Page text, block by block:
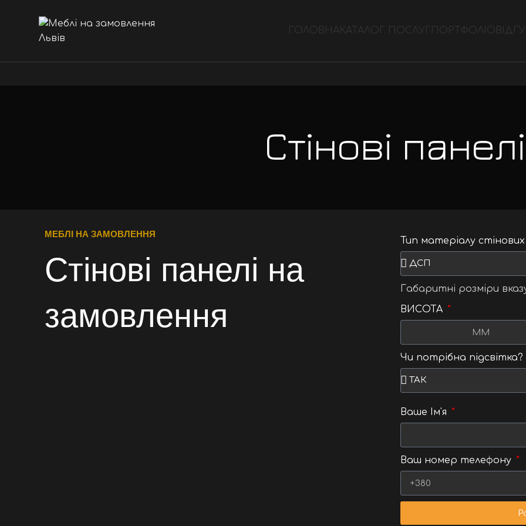
ГОЛОВНА КАТАЛОГ ПОСЛУГ ПОРТФОЛІО
Стінові панелі
МЕБЛІ НА ЗАМОВЛЕННЯ
Стінові панелі на
замовлення
Тип матеріалу
Габаритні розміри
ВИСОТА
Чи потрібна підсвітка?
Ваше Ім'я
Ваш номер телефону